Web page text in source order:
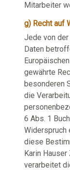
Mitarbeiter
g) Recht auf
Jede von
Daten
gewährte
besonderen
die
6 Abs. 1
Widerspruch
diese
Karin
verarbeitet